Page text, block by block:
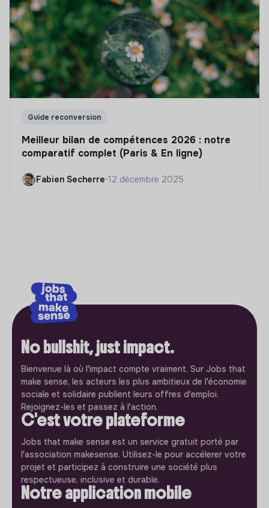
Guide reconversion
Meilleur bilan de compétences 2026 : notre
comparatif complet (Paris & En ligne)
Fabien Secherre•12 décembre 2025
No bullshit, just impact.
Bienvenue là où l'impact compte vraiment. Sur Jobs that
make sense, les acteurs les plus ambitieux de l'économie
sociale et solidaire publient leurs offres d'emploi.
Rejoignez-les et passez à l'action.
C'est votre plateforme
Jobs that make sense est un service gratuit porté par
l'association makesense. Utilisez-le pour accélerer votre
projet et participez à construire une société plus
respectueuse, inclusive et durable.
Notre application mobile